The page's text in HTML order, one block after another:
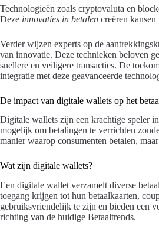
Technologieën zoals cryptovaluta en
Deze innovaties in betalen creëren
Verder wijzen experts op de
van innovatie. Deze technieken beloven
snellere en veiligere transacties. De
integratie met deze geavanceerde
De impact van digitale wallets op het
Digitale wallets zijn een krachtige speler
mogelijk om betalingen te verrichten
manier waarop consumenten betalen,
Wat zijn digitale wallets?
Een digitale wallet verzamelt diverse
toegang krijgen tot hun betaalkaarten,
gebruiksvriendelijk te zijn en bieden een
richting van de huidige Betaaltrends.